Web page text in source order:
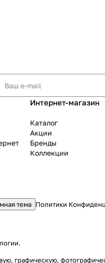
Интернет-магазин
Каталог
Акции
Бренды
Коллекции
тема Политики
.
графическую,